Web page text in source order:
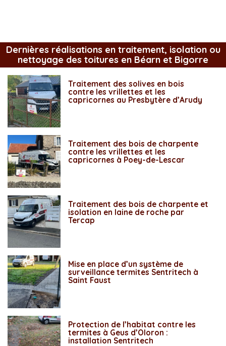
Dernières réalisations en traitement, isolation ou
nettoyage des toitures en Béarn et Bigorre
Traitement des solives en bois
contre les vrillettes et les
capricornes au Presbytère d’Arudy
Traitement des bois de charpente
contre les vrillettes et les
capricornes à Poey-de-Lescar
Traitement des bois de charpente et
isolation en laine de roche par
Tercap
Mise en place d’un système de
surveillance termites Sentritech à
Saint Faust
Protection de l’habitat contre les
termites à Geus d’Oloron :
installation Sentritech